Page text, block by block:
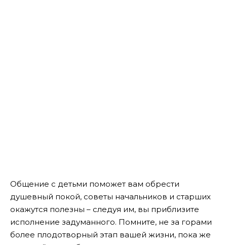
Общение с детьми поможет вам обрести
душевный покой, советы начальников и старших
окажутся полезны – следуя им, вы приблизите
исполнение задуманного. Помните, не за горами
более плодотворный этап вашей жизни, пока же